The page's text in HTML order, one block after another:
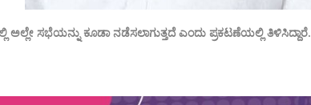
ಅಲ್ಲೇ ಸಭೆಯನ್ನು ಕೂಡಾ ನಡೆಸಲಾಗುತ್ತದೆ ಎಂದು ಪ್ರಕಟಣೆಯಲ್ಲಿ ತಿಳಿಸಿದ್ದಾರೆ.